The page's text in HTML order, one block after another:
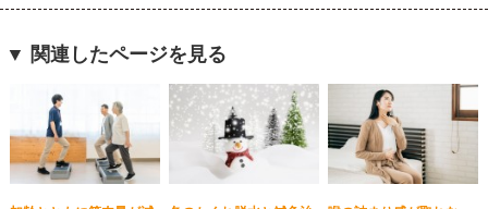
▼ 関連したページを見る